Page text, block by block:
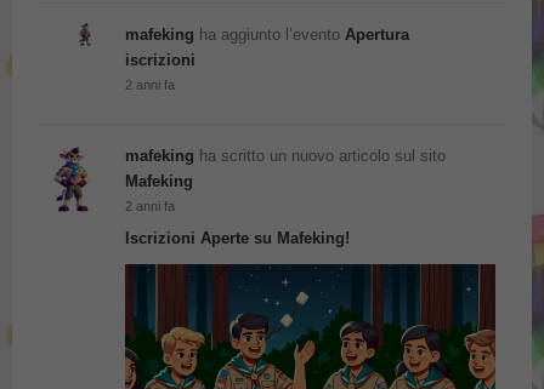
mafeking ha aggiunto l’evento Apertura
iscrizioni
2 anni fa
mafeking ha scritto un nuovo articolo sul sito
Mafeking
2 anni fa
Iscrizioni Aperte su Mafeking!